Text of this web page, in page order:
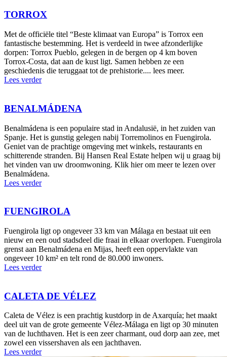
TORROX
Met de officiële titel “Beste klimaat van Europa” is Torrox een
fantastische bestemming. Het is verdeeld in twee afzonderlijke
dorpen: Torrox Pueblo, gelegen in de bergen op 4 km boven
Torrox-Costa, dat aan de kust ligt. Samen hebben ze een
geschiedenis die teruggaat tot de prehistorie.... lees meer.
Lees verder
BENALMÁDENA
Benalmádena is een populaire stad in Andalusië, in het zuiden van
Spanje. Het is gunstig gelegen nabij Torremolinos en Fuengirola.
Geniet van de prachtige omgeving met winkels, restaurants en
schitterende stranden. Bij Hansen Real Estate helpen wij u graag bij
het vinden van uw droomwoning. Klik hier om meer te lezen over
Benalmádena.
Lees verder
FUENGIROLA
Fuengirola ligt op ongeveer 33 km van Málaga en bestaat uit een
nieuw en een oud stadsdeel die fraai in elkaar overlopen. Fuengirola
grenst aan Benalmádena en Mijas, heeft een oppervlakte van
ongeveer 10 km² en telt rond de 80.000 inwoners.
Lees verder
CALETA DE VÉLEZ
Caleta de Vélez is een prachtig kustdorp in de Axarquía; het maakt
deel uit van de grote gemeente Vélez-Málaga en ligt op 30 minuten
van de luchthaven. Het is een zeer charmant, oud dorp aan zee, met
zowel een vissershaven als een jachthaven.
Lees verder